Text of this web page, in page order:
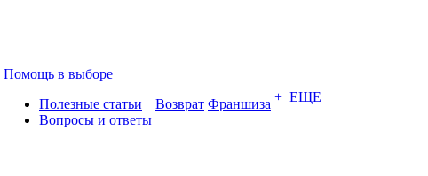
Помощь в выборе
Полезные статьи
Вопросы и ответы
Возврат Франшиза + ЕЩЕ